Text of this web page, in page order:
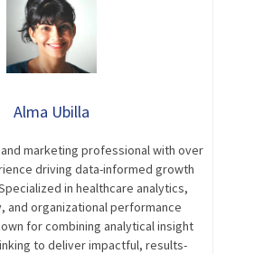
Alma Ubilla
marketing professional with over
driving data-informed growth
in healthcare analytics,
and organizational performance
for combining analytical insight
to deliver impactful, results-